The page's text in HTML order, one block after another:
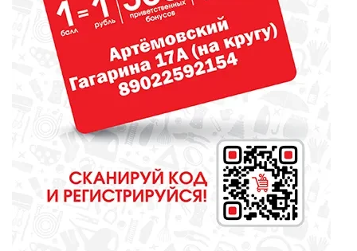
МЕДИЦИНА
От диеты до режима: все о
питании при грудном
вскармливании
СПОРТ
полицейского